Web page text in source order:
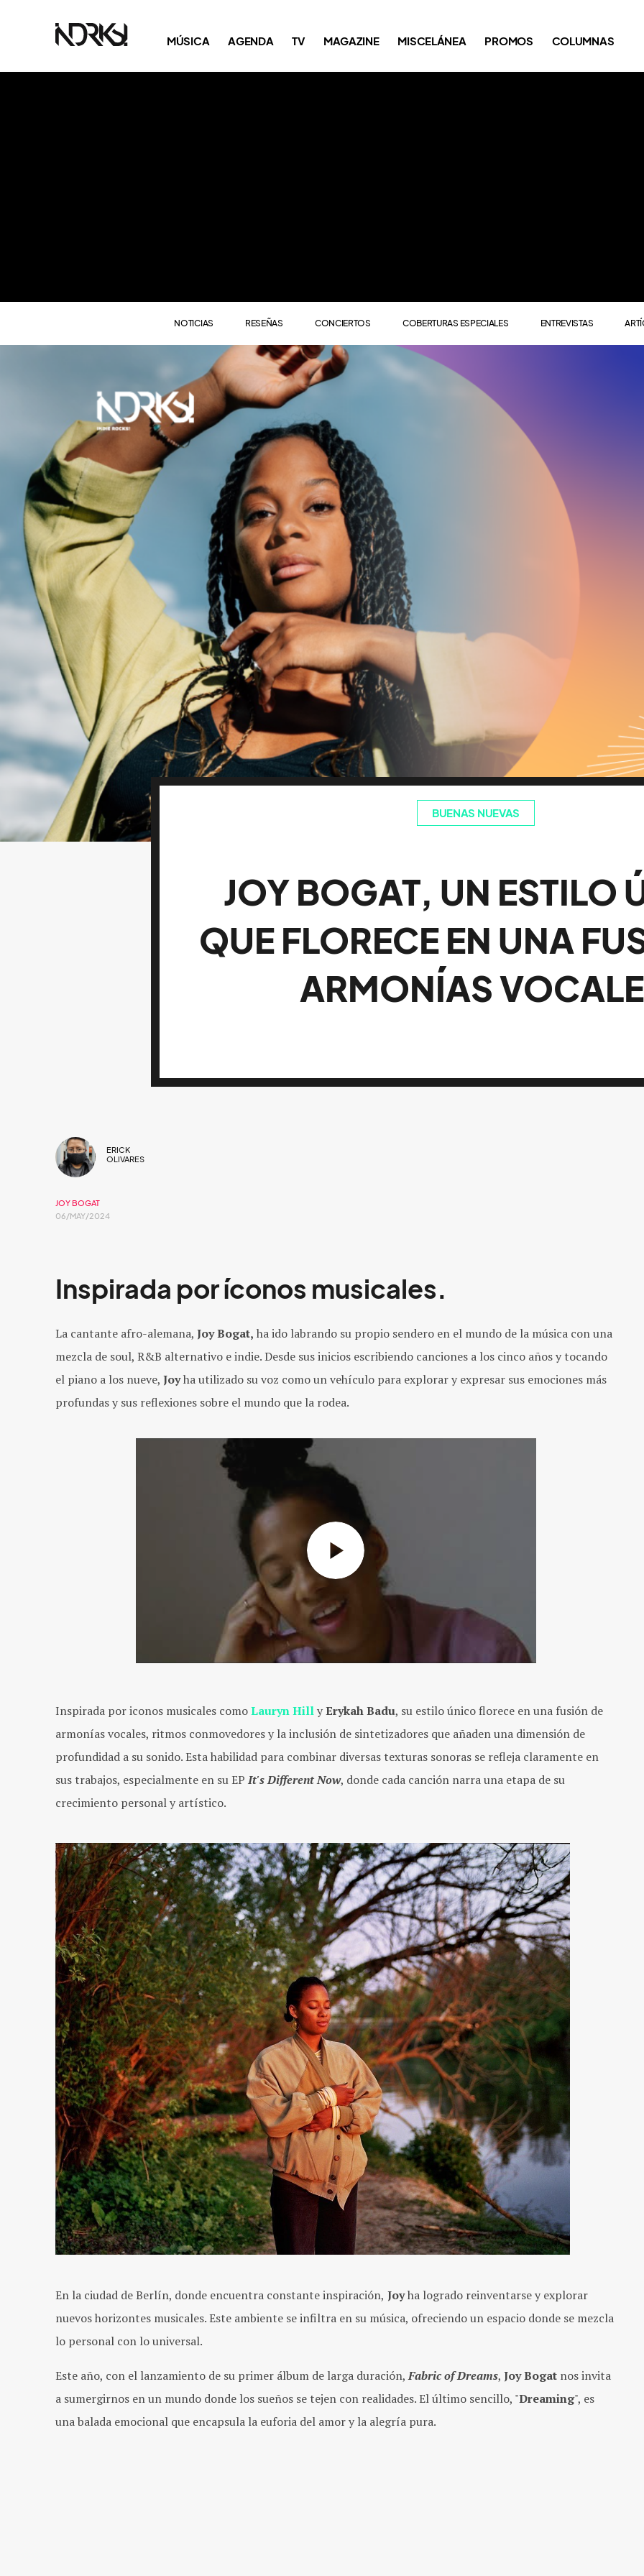
MÚSICA AGENDA TV MAGAZINE MISCELÁNEA PROMOS COLUMNAS
NOTICIAS RESEÑAS CONCIERTOS COBERTURAS ESPECIALES ENTREVISTAS
BUENAS NUEVAS
JOY BOGAT, UN ESTILO
QUE FLORECE EN UNA
ARMONÍAS
ERICK
OLIVARES
JOY BOGAT
06/MAY/2024
Inspirada por íconos musicales.
La cantante afro-alemana, Joy Bogat, ha ido labrando su propio sendero en el mundo de la música con una
mezcla de soul, R&B alternativo e indie. Desde sus inicios escribiendo canciones a los cinco años y tocando
el piano a los nueve, Joyha utilizado su voz como un vehículo para explorar y expresar sus emociones más
profundas y sus reflexiones sobre el mundo que la rodea.
Inspirada por iconos musicales comoLauryn HillyErykah Badu, su estilo único florece en una fusión de
armonías vocales, ritmos conmovedores y la inclusión de sintetizadores que añaden una dimensión de
profundidad a su sonido. Esta habilidad para combinar diversas texturas sonoras se refleja claramente en
sus trabajos, especialmente en su EP It's Different Now, donde cada canción narra una etapa de su
crecimiento personal y artístico.
En la ciudad de Berlín, donde encuentra constante inspiración, Joyha logrado reinventarse y explorar
nuevos horizontes musicales. Este ambiente se infiltra en su música, ofreciendo un espacio donde se mezcla
lo personal con lo universal.
Este año, con el lanzamiento de su primer álbum de larga duración,Fabric of Dreams, Joy Bogat nos invita
a sumergirnos en un mundo donde los sueños se tejen con realidades. El último sencillo, "Dreaming", es
una balada emocional que encapsula la euforia del amor y la alegría pura.